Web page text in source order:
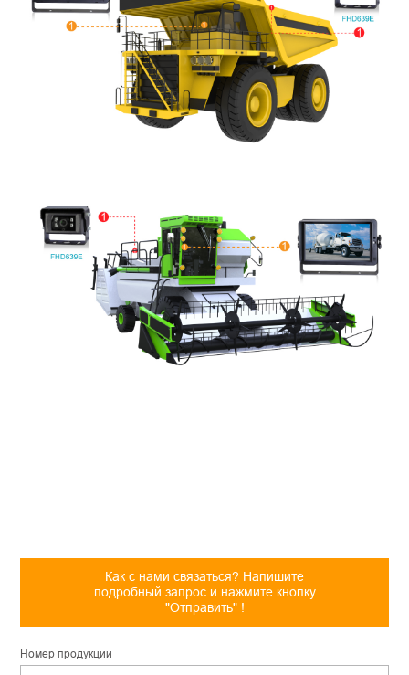
Как с нами связаться? Напишите
подробный запрос и нажмите кнопку
"Отправить" !
Hомер продукции